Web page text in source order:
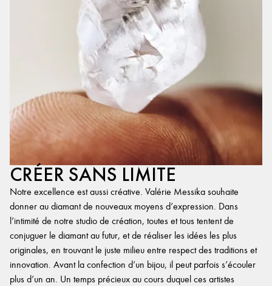
CRÉER SANS LIMITE
Notre excellence est aussi créative. Valérie Messika souhaite
donner au diamant de nouveaux moyens d’expression. Dans
l’intimité de notre studio de création, toutes et tous tentent de
conjuguer le diamant au futur, et de réaliser les idées les plus
originales, en trouvant le juste milieu entre respect des traditions et
innovation. Avant la confection d’un bijou, il peut parfois s’écouler
plus d’un an. Un temps précieux au cours duquel ces artistes